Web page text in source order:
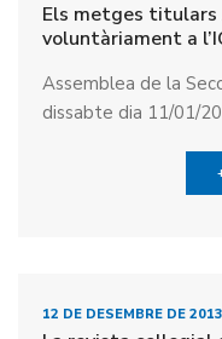
Els metges titulars
voluntàriament a
Assemblea de la
dissabte dia 11/01/
12 DE DESEMBRE DE 2013